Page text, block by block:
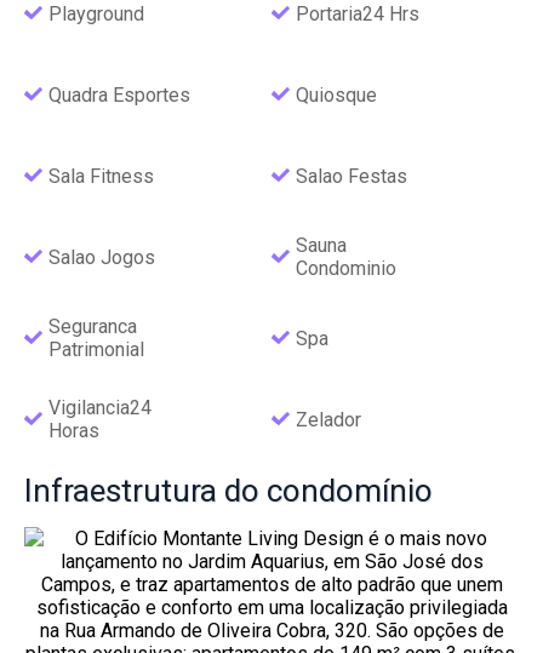
Playground Portaria24 Hrs
Quadra Esportes Quiosque
Sala Fitness Salao Festas
Salao Jogos
Sauna
Condominio
Seguranca
Patrimonial
Spa
Vigilancia24
Horas
Zelador
Infraestrutura do condomínio